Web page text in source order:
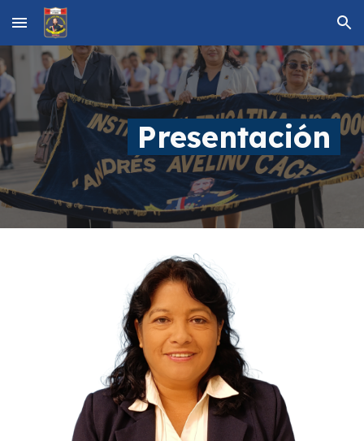
Skip to main content Skip to navigation
Presentación